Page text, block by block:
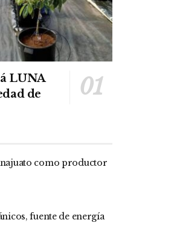
LUNA
de
como productor
fuente de energía